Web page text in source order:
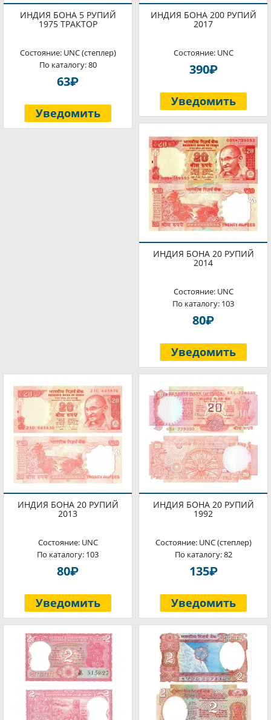
ИНДИЯ БОНА 5 РУПИЙ
1975 ТРАКТОР
Состояние: UNC (степлер)
По каталогу: 80
63P
Уведомить
ИНДИЯ БОНА 200 РУПИЙ
2017
Состояние: UNC
390P
Уведомить
ИНДИЯ БОНА 20 РУПИЙ
2014
Состояние: UNC
По каталогу: 103
80P
Уведомить
ИНДИЯ БОНА 20 РУПИЙ
2013
Состояние: UNC
По каталогу: 103
80P
Уведомить
ИНДИЯ БОНА 20 РУПИЙ
1992
Состояние: UNC (степлер)
По каталогу: 82
135P
Уведомить